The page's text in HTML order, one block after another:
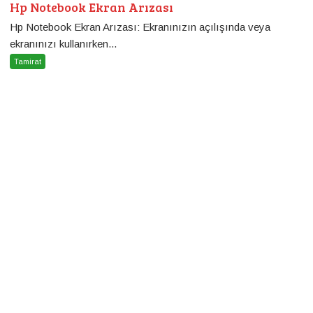
Hp Notebook Ekran Arızası
Hp Notebook Ekran Arızası: Ekranınızın açılışında veya
ekranınızı kullanırken...
Tamirat